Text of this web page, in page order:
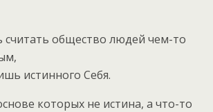
считать общество людей чем-то
истинного Себя.
которых не истина, а что-то